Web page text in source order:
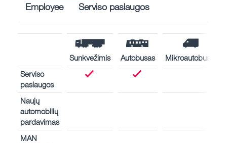
Employee Serviso paslaugos
Sunkvežimis Autobusas
Mikroautobusas
Serviso
paslaugos
Naujų
automobilių
pardavimas
MAN